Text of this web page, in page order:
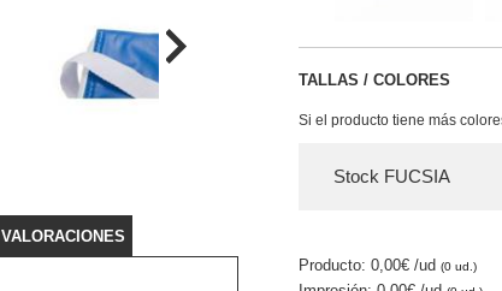
VALORACIONES
TALLAS / COLORES
Si el producto tiene más
Stock FUCSIA
Producto: 0,00€ /ud (0 ud.)